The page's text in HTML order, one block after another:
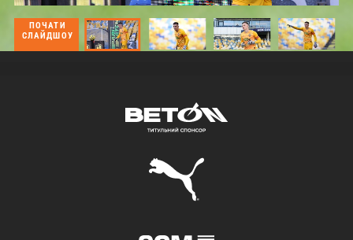
ПОЧАТИ
СЛАЙДШОУ